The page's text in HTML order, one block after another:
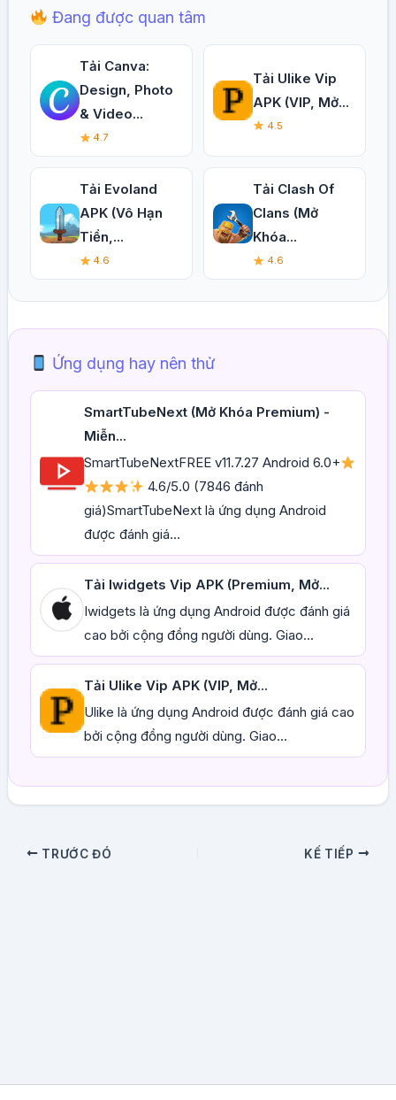
Đang được quan tâm
Tải Canva:
Design, Photo
& Video...
4.7
Tải Ulike Vip
APK (VIP, Mở...
4.5
Tải Evoland
APK (Vô Hạn
Tiền,...
4.6
Tải Clash Of
Clans (Mở
Khóa...
4.6
Ứng dụng hay nên thử
SmartTubeNext (Mở Khóa Premium) -
Miễn...
SmartTubeNextFREE v11.7.27 Android 6.0+
4.6/5.0 (7846 đánh
giá)SmartTubeNext là ứng dụng Android
được đánh giá...
Tải Iwidgets Vip APK (Premium, Mở...
Iwidgets là ứng dụng Android được đánh giá
cao bởi cộng đồng người dùng. Giao...
Tải Ulike Vip APK (VIP, Mở...
Ulike là ứng dụng Android được đánh giá cao
bởi cộng đồng người dùng. Giao...
TRƯỚC ĐÓ KẾ TIẾP